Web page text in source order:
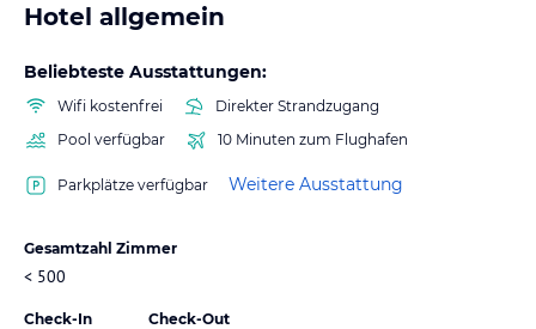
Hotel allgemein
Beliebteste Ausstattungen:
Wifi kostenfrei
Direkter Strandzugang
Pool verfügbar
10 Minuten zum Flughafen
Parkplätze verfügbar Weitere Ausstattung
Gesamtzahl Zimmer
< 500
Check-In Check-Out